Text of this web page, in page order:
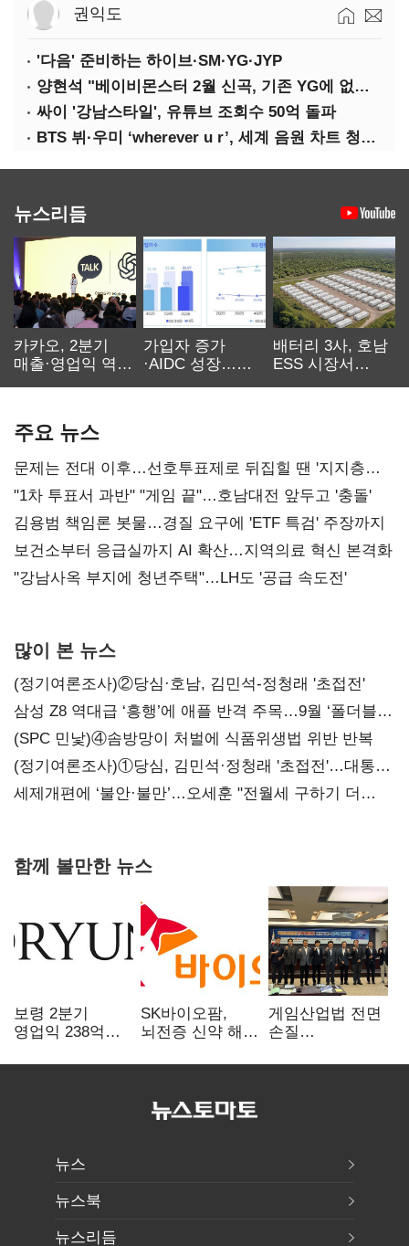
권익도
'다음' 준비하는 하이브·SM·YG·JYP
양현석 "베이비몬스터 2월 신곡, 기존 YG에 없던 노래"
싸이 '강남스타일', 유튜브 조회수 50억 돌파
BTS 뷔·우미 ‘wherever u r’, 세계 음원 차트 청신호
뉴스리듬
카카오, 2분기
매출·영업익 역대
가입자 증가
·AIDC 성장…
배터리 3사, 호남
ESS 시장서
주요 뉴스
문제는 전대 이후…선호투표제로 뒤집힐 땐 '지지층
불복'
"1차 투표서 과반" "게임 끝"…호남대전 앞두고 '충돌'
김용범 책임론 봇물…경질 요구에 'ETF 특검' 주장까지
보건소부터 응급실까지 AI 확산…지역의료 혁신 본격화
"강남사옥 부지에 청년주택"…LH도 '공급 속도전'
많이 본 뉴스
(정기여론조사)②당심·호남, 김민석-정청래 '초접전'
삼성 Z8 역대급 ‘흥행’에 애플 반격 주목…9월 ‘폴더블
대전’
(SPC 민낯)④솜방망이 처벌에 식품위생법 위반 반복
(정기여론조사)①당심, 김민석·정청래 '초접전'…대통령
지지도 '50% 아래로'(종합)
세제개편에 ‘불안·불만’…오세훈 "전월세 구하기 더
함께 볼만한 뉴스
보령 2분기
영업익 238억…
SK바이오팜,
뇌전증 신약 해외
차세대 신약 개발
게임산업법 전면
손질
규제 걷고
뉴스
뉴스북
뉴스리듬